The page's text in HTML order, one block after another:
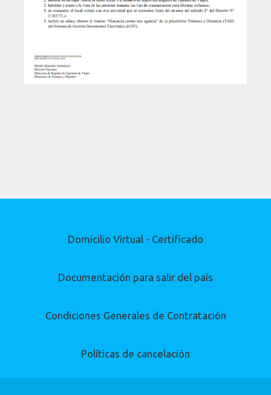
Domicilio Virtual - Certificado
Documentación para salir del país
Condiciones Generales de Contratación
Políticas de cancelación